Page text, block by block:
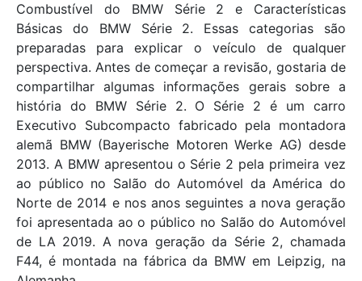
Combustível do BMW Série 2 e Características
Básicas do BMW Série 2. Essas categorias são
preparadas para explicar o veículo de qualquer
perspectiva. Antes de começar a revisão, gostaria de
compartilhar algumas informações gerais sobre a
história do BMW Série 2. O Série 2 é um carro
Executivo Subcompacto fabricado pela montadora
alemã BMW (Bayerische Motoren Werke AG) desde
2013. A BMW apresentou o Série 2 pela primeira vez
ao público no Salão do Automóvel da América do
Norte de 2014 e nos anos seguintes a nova geração
foi apresentada ao o público no Salão do Automóvel
de LA 2019. A nova geração da Série 2, chamada
F44, é montada na fábrica da BMW em Leipzig, na